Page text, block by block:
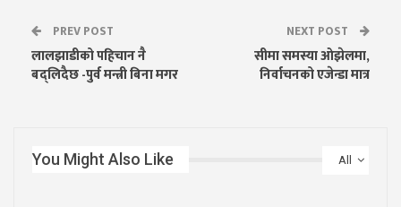
PREV POST
लालझाडीको पहिचान नै
बद्लिदैछ -पुर्व मन्त्री बिना मगर
NEXT POST
सीमा समस्या ओझेलमा,
निर्वाचनको एजेन्डा मात्र
All
You Might Also Like